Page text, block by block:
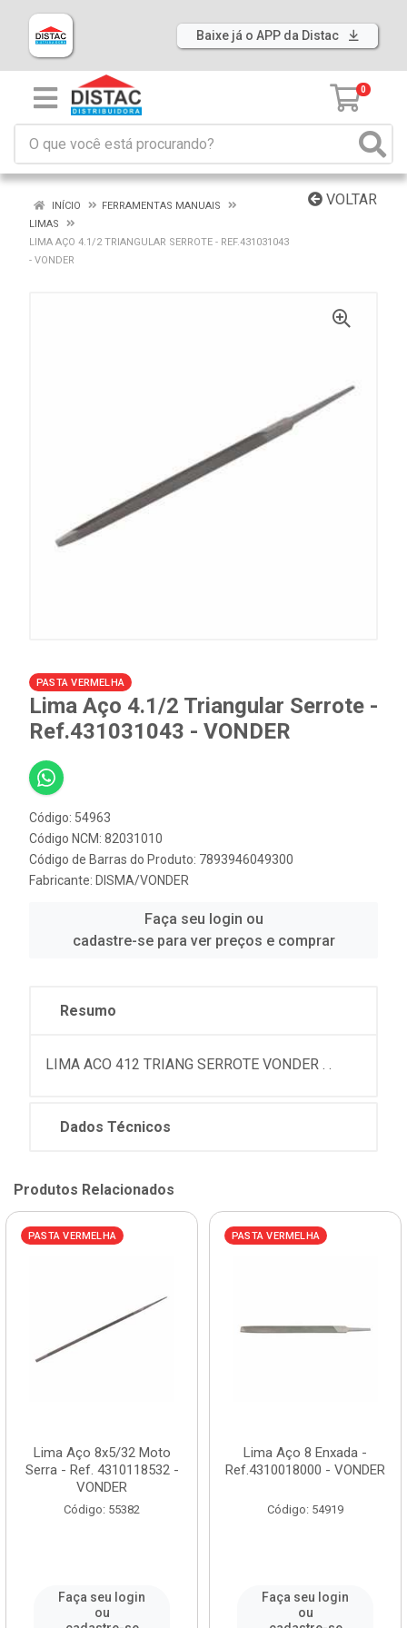
Baixe já o APP da Distac
0
VOLTAR
INÍCIO
FERRAMENTAS MANUAIS
LIMAS
LIMA AÇO 4.1/2 TRIANGULAR SERROTE - REF.431031043
- VONDER
PASTA VERMELHA
Lima Aço 4.1/2 Triangular Serrote -
Ref.431031043 - VONDER
Código: 54963
Código NCM: 82031010
Código de Barras do Produto: 7893946049300
Fabricante: DISMA/VONDER
Faça seu login ou
cadastre-se para ver preços e comprar
Resumo
LIMA ACO 412 TRIANG SERROTE VONDER . .
Dados Técnicos
Produtos Relacionados
PASTA VERMELHA
Lima Aço 8x5/32 Moto
Serra - Ref. 4310118532 -
VONDER
Código: 55382
Faça seu login
ou
PASTA VERMELHA
Lima Aço 8 Enxada -
Ref.4310018000 - VONDER
Código: 54919
Faça seu login
ou